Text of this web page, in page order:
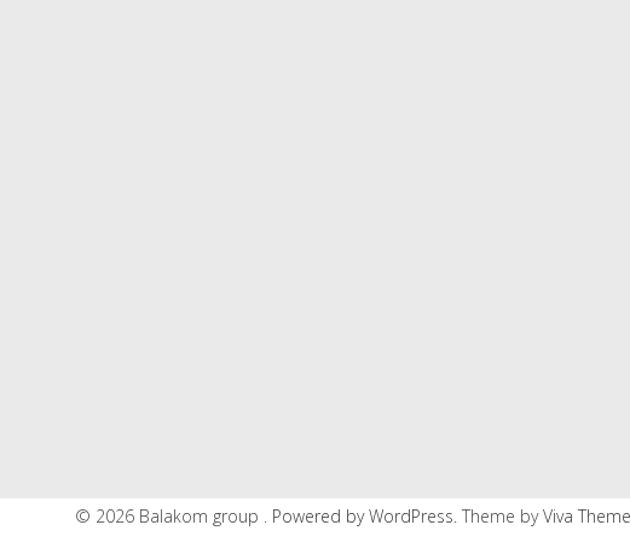
© 2026 Balakom group . Powered by WordPress. Theme byViva